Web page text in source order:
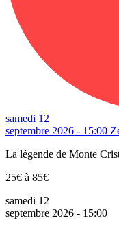
samedi 12
septembre 2026 - 15:00
La légende de Monte
25€ à 85€
samedi 12
septembre 2026 - 15:00